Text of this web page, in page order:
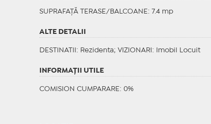
SUPRAFAȚĂ TERASE/BALCOANE: 7.4 mp
ALTE DETALII
DESTINATII : Rezidenta; VIZIONARI : Imobil Locuit
INFORMAŢII UTILE
COMISION CUMPARARE: 0%